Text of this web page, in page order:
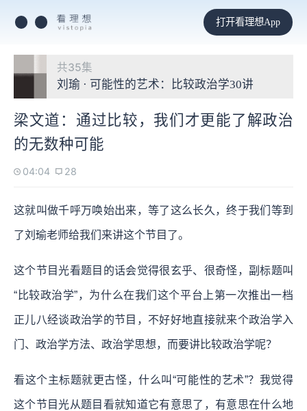
打开看理想App
共35集
刘瑜 · 可能性的艺术：比较政治学30讲
梁文道：通过比较，我们才更能了解政治
的无数种可能
04:04 28
这就叫做千呼万唤始出来，等了这么长久，终于我们等到
了刘瑜老师给我们来讲这个节目了。
这个节目光看题目的话会觉得很玄乎、很奇怪，副标题叫
“比较政治学”，为什么在我们这个平台上第一次推出一档
正儿八经谈政治学的节目，不好好地直接就来个政治学入
门、政治学方法、政治学思想，而要讲比较政治学呢？
看这个主标题就更古怪，什么叫“可能性的艺术”？我觉得
这个节目光从题目看就知道它有意思了，有意思在什么地